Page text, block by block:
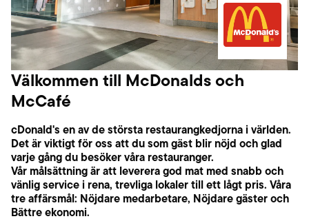
Välkommen till McDonalds och
McCafé
cDonald's en av de största restaurangkedjorna i världen.
Det är viktigt för oss att du som gäst blir nöjd och glad
varje gång du besöker våra restauranger.
Vår målsättning är att leverera god mat med snabb och
vänlig service i rena, trevliga lokaler till ett lågt pris. Våra
tre affärsmål: Nöjdare medarbetare, Nöjdare gäster och
Bättre ekonomi.